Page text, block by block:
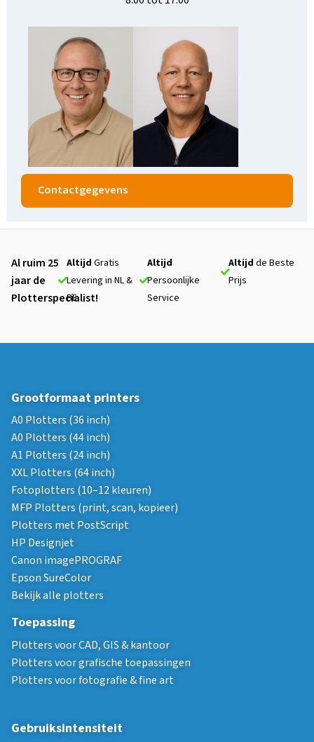
Contactgegevens
Al ruim 25
jaar de
Plotterspecialist!
Altijd Gratis
Levering in NL &
BE
Altijd
Persoonlijke
Service
Altijdde Beste
Prijs
Grootformaat printers
A0 Plotters (36 inch)
A0 Plotters (44 inch)
A1 Plotters (24 inch)
XXL Plotters (64 inch)
Fotoplotters (10–12 kleuren)
MFP Plotters (print, scan, kopieer)
Plotters met PostScript
HP Designjet
Canon imagePROGRAF
Epson SureColor
Bekijk alle plotters
Toepassing
Plotters voor CAD, GIS & kantoor
Plotters voor grafische toepassingen
Plotters voor fotografie & fine art
Gebruiksintensiteit